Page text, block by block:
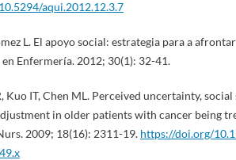
aqui.2012.12.3.7
L. El apoyo social: estrategia para a
Enfermería. 2012; 30(1): 32-41.
Kuo IT, Chen ML. Perceived uncertainty,
in older patients with cancer being
2009; 18(16): 2311-19. https://doi.org/